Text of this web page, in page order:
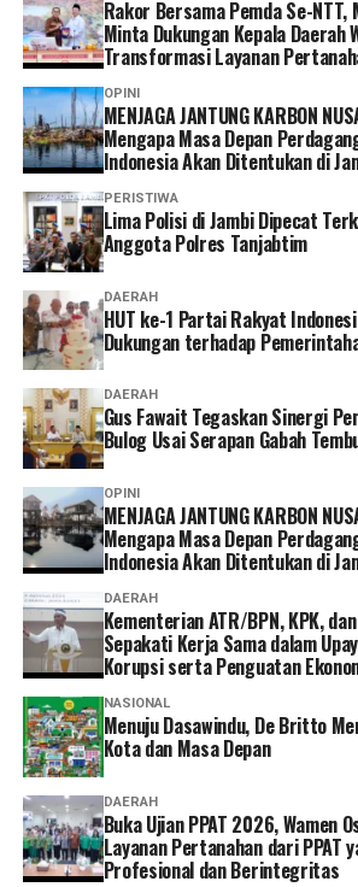
Rakor Bersama Pemda Se-
Minta Dukungan Kepala Daerah
Transformasi Layanan
OPINI
MENJAGA JANTUNG KARBON
Mengapa Masa Depan
Indonesia Akan Ditentukan di
PERISTIWA
Lima Polisi di Jambi Dipecat
Anggota Polres Tanjabtim
DAERAH
HUT ke-1 Partai Rakyat
Dukungan terhadap
DAERAH
Gus Fawait Tegaskan Sinergi
Bulog Usai Serapan Gabah
OPINI
MENJAGA JANTUNG KARBON
Mengapa Masa Depan
Indonesia Akan Ditentukan di
DAERAH
Kementerian ATR/BPN, KPK,
Sepakati Kerja Sama dalam
Korupsi serta Penguatan
NASIONAL
Menuju Dasawindu, De Britto
Kota dan Masa Depan
DAERAH
Buka Ujian PPAT 2026, Wamen
Layanan Pertanahan dari PPAT
Profesional dan Berintegritas